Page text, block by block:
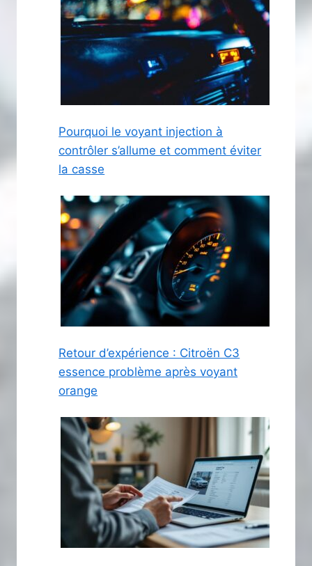
Pourquoi le voyant injection à
contrôler s’allume et comment éviter
la casse
Retour d’expérience : Citroën C3
essence problème après voyant
orange